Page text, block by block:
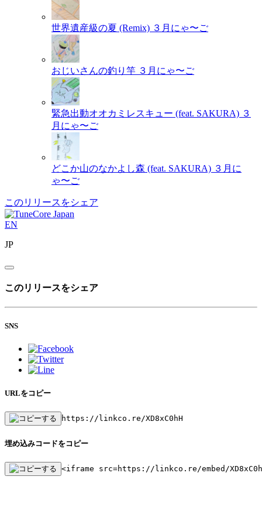
世界遺産級の夏 (Remix) ３月にゃ〜ご
おじいさんの釣り竿 ３月にゃ〜ご
緊急出動オオカミレスキュー (feat. SAKURA) ３
月にゃ〜ご
どこか山のなかよし森 (feat. SAKURA) ３月に
ゃ〜ご
このリリースをシェア
EN
JP
このリリースをシェア
SNS
URLをコピー
https://linkco.re/XD8xC0hH
埋め込みコードをコピー
<iframe src=https://linkco.re/embed/